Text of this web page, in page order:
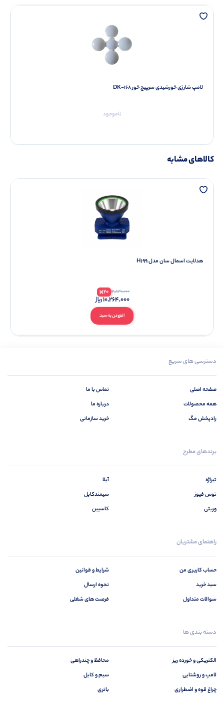
لامپ شارژی خورشیدی سرپیچ خور DK-168
ناموجود
کالاهای مشابه
هدلایت اسمال سان مدل H199
افزودن به سبد
12,830,000
20
10,264,000
دسترسی های سریع
صفحه اصلی
همه محصولات
رادپخش مگ
تماس با ما
درباره ما
خرید سازمانی
برندهای مطرح
تیراژه
توس فیوز
وریتی
آیلا
سیمندکابل
کاسپین
راهنمای مشتریان
حساب کاربری من
سبد خرید
سوالات متداول
شرایط و قوانین
نحوه ارسال
فرصت های شغلی
دسته بندی ها
الکتریکی و خورده ریز
لامپ و روشنایی
چراغ قوه و اضطراری
محافظ و چندراهی
سیم و کابل
باتری